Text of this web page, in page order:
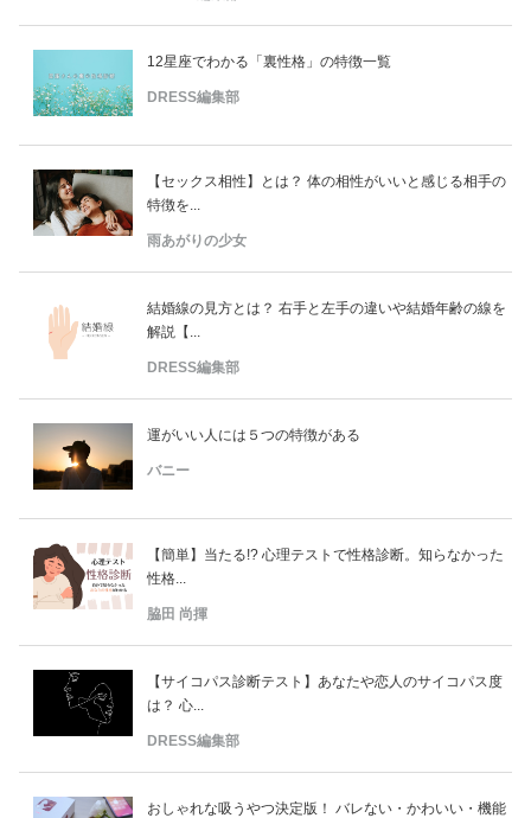
12星座でわかる「裏性格」の特徴一覧
DRESS編集部
【セックス相性】とは？ 体の相性がいいと感じる相手の
特徴を...
雨あがりの少女
結婚線の見方とは？ 右手と左手の違いや結婚年齢の線を
解説【...
DRESS編集部
運がいい人には５つの特徴がある
バニー
【簡単】当たる!? 心理テストで性格診断。知らなかった
性格...
脇田 尚揮
【サイコパス診断テスト】あなたや恋人のサイコパス度
は？ 心...
DRESS編集部
おしゃれな吸うやつ決定版！ バレない・かわいい・機能